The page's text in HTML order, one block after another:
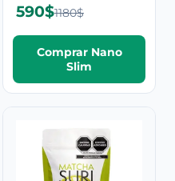
590$1180$
Comprar Nano
Slim